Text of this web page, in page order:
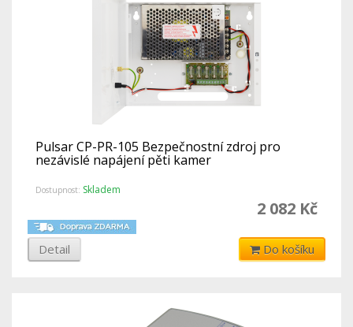
Pulsar CP-PR-105 Bezpečnostní zdroj pro
nezávislé napájení pěti kamer
Dostupnost: Skladem
2 082 Kč
Detail Do košíku